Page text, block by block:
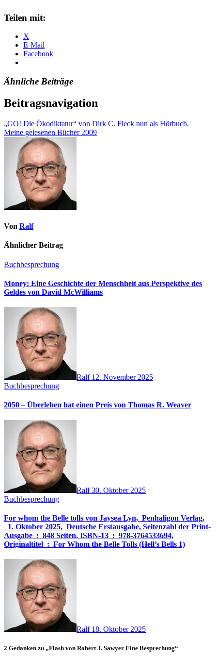
Teilen mit:
X
E-Mail
Facebook
Ähnliche Beiträge
Beitragsnavigation
„GO! Die Ökodiktatur“ von Dirk C. Fleck nun als Hörbuch.
Meine gelesenen Bücher 2009
Von Ralf
Ähnlicher Beitrag
Buchbesprechung
Money: Eine Geschichte der Menschheit aus Perspektive des
Geldes von David McWilliams
Ralf 12. November 2025
Buchbesprechung
2050 – Überleben hat einen Preis von Thomas R. Weaver
Ralf30. Oktober 2025
Buchbesprechung
For whom the Belle tolls von Jaysea Lyn, ‎ Penhaligon Verlag,
‎ 1. Oktober 2025, ‎ Deutsche Erstausgabe, Seitenzahl der Print-
Ausgabe ‏ : ‎ 848 Seiten, ISBN-13 ‏ : ‎ 978-3764533694,
Originaltitel ‏ : ‎ For Whom the Belle Tolls (Hell’s Bells 1)
Ralf 18. Oktober 2025
2 Gedanken zu „Flash von Robert J. Sawyer Eine Besprechung“